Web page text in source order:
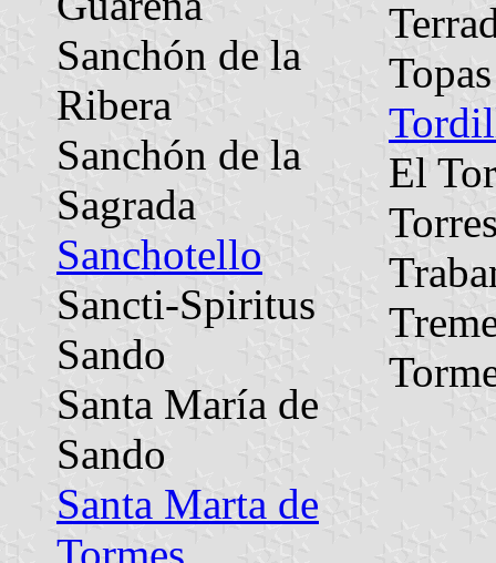
Sanchón de la
Ribera
Sanchón de la
Sagrada
Sanchotello
Sancti-Spiritus
Sando
Santa María de
Sando
Santa Marta de
Tormes
Topas
El